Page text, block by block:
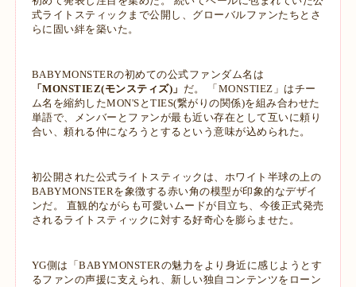
式ライトスティックまで公開し、グローバルファンたちとさ
らに固い絆を築いた。
BABYMONSTERの初めての公式ファンダム名は
「MONSTIEZ(モンスティズ)」 だ。 「MONSTIEZ」はチー
ム名を縮約したMON'SとTIES(繋がりの関係)を組み合わせた
単語で、メンバーとファンが最も近い存在として互いに頼り
合い、頼れる仲になろうとするという意味が込められた。
初公開された公式ライトスティックは、ホワイト半球の上の
BABYMONSTERを象徴する赤い角の模型が印象的なデザイ
ンだ。 直観的ながらも可愛いムードが目立ち、今後正式発売
されるライトスティックに対する好奇心を膨らませた。
YG側は「BABYMONSTERの魅力をより身近に感じようとす
るファンの声援に支えられ、新しい独自コンテンツをローン